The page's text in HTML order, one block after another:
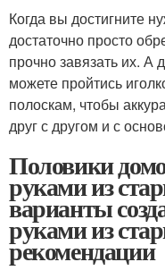
Когда вы достигните
достаточно просто
прочно завязать их.
можете пройтись
полоскам, чтобы
друг с другом и с
Половики
руками из
варианты
руками из
рекомендации